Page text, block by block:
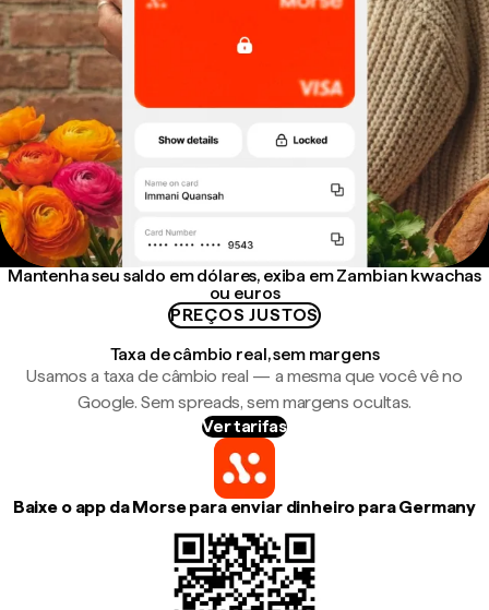
Mantenha seu saldo em dólares, exiba em Zambian kwachas
ou euros
PREÇOS JUSTOS
Taxa de câmbio real, sem margens
Usamos a taxa de câmbio real — a mesma que você vê no
Google. Sem spreads, sem margens ocultas.
Ver tarifas
Baixe o app da Morse para enviar dinheiro para Germany